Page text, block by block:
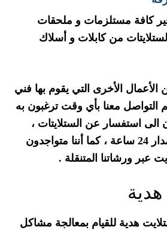
كافة مستلزمات و ملحقات
من كابلات و أسلاك
الأعمال الأخرى التي يقوم بها فني
التواصل معنا بأي وقت ترغبون به
الى استفسار عن الستلايتات ،
خدمتنا متوفرة على مدار 24 ساعة ، كما أننا متواجدون
عبر ورشاتنا المتنقلة .
هدية للقيام بمعالجة مشاكل